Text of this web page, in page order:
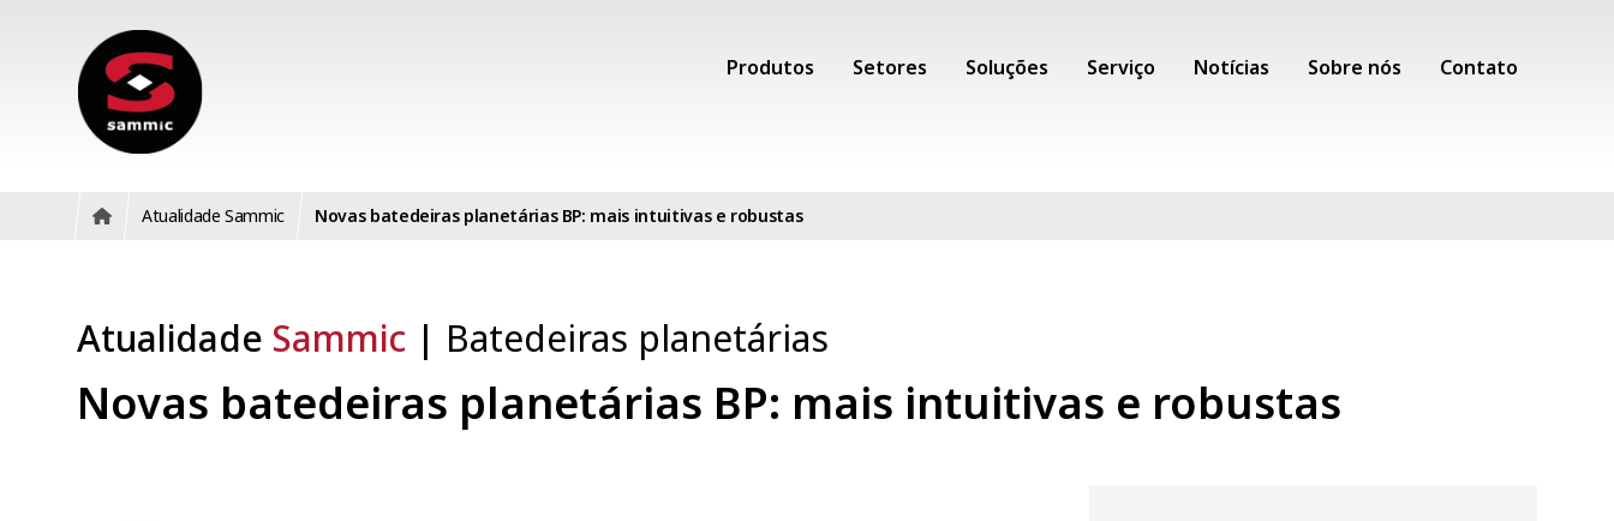
Produtos Setores Soluções Serviço Notícias Sobre nós Contato
Atualidade Sammic Novas batedeiras planetárias BP: mais intuitivas e robustas
Atualidade Sammic | Batedeiras planetárias
Novas batedeiras planetárias BP: mais intuitivas e robustas